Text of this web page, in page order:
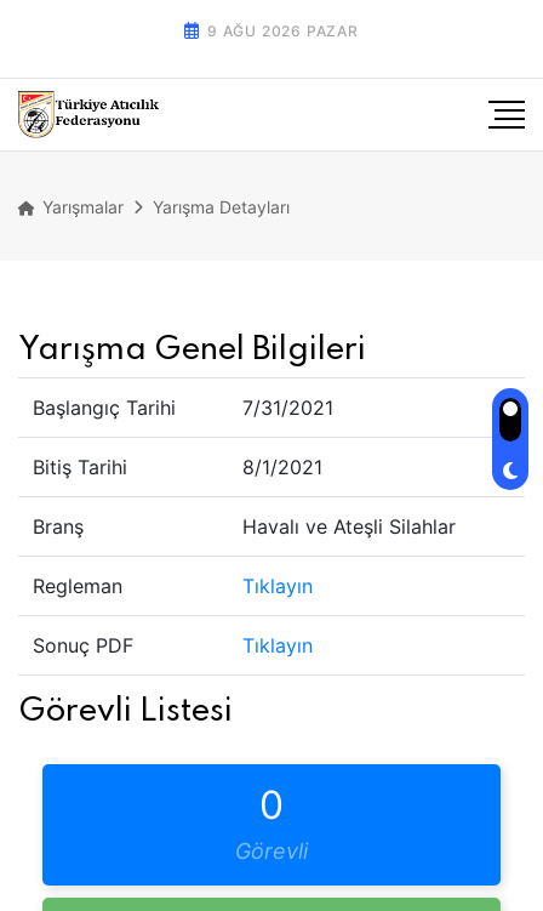
9 AĞU 2026 PAZAR
Yarışmalar Yarışma Detayları
Yarışma Genel Bilgileri
Başlangıç Tarihi 7/31/2021
Bitiş Tarihi 8/1/2021
Branş Havalı ve Ateşli Silahlar
Regleman Tıklayın
Sonuç PDF Tıklayın
Görevli Listesi
0
Görevli